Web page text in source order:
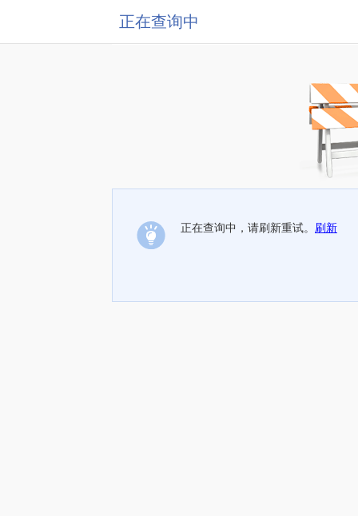
正在查询中
正在查询中，请刷新重试。 刷新